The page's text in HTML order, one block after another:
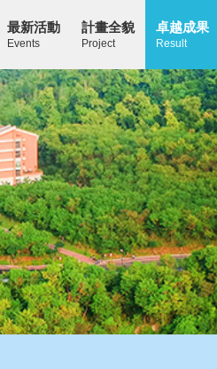
最新活動
Events
計畫全貌
Project
卓越成果
Result